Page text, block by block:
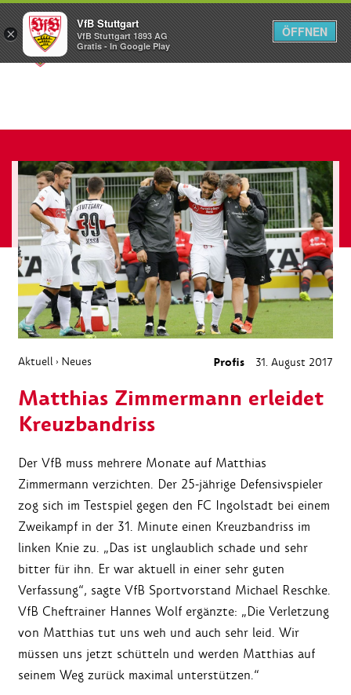
Menü
Aktuell › Neues Profis 31. August 2017
Matthias Zimmermann erleidet
Kreuzbandriss
Der VfB muss mehrere Monate auf Matthias
Zimmermann verzichten. Der 25-jährige Defensivspieler
zog sich im Testspiel gegen den FC Ingolstadt bei einem
Zweikampf in der 31. Minute einen Kreuzbandriss im
linken Knie zu. „Das ist unglaublich schade und sehr
bitter für ihn. Er war aktuell in einer sehr guten
Verfassung“, sagte VfB Sportvorstand Michael Reschke.
VfB Cheftrainer Hannes Wolf ergänzte: „Die Verletzung
von Matthias tut uns weh und auch sehr leid. Wir
müssen uns jetzt schütteln und werden Matthias auf
seinem Weg zurück maximal unterstützen.“
×
VfB Stuttgart
VfB Stuttgart 1893 AG
Gratis - In Google Play
ÖFFNEN